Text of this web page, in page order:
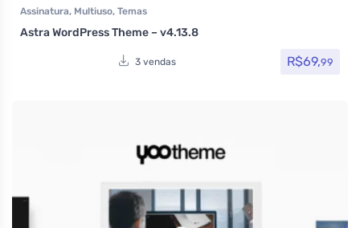
Assinatura, Multiuso, Temas
Astra WordPress Theme – v4.13.8
3 vendas R$69,99